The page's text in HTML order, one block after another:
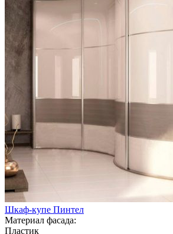
Шкаф-купе Пинтел
Материал фасада:
Пластик